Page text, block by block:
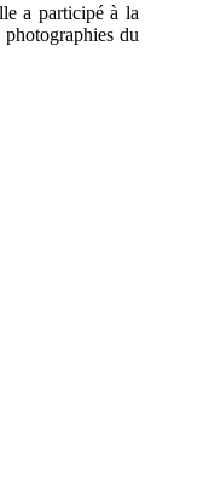
a participé à la
du